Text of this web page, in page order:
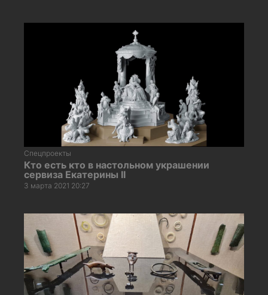
Спецпроекты
Кто есть кто в настольном украшении
сервиза Екатерины II
3 марта 2021 20:27